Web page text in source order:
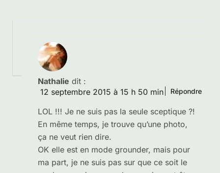
Nathalie dit :
12 septembre 2015 à 15 h 50 min
LOL !!! Je ne suis pas la seule sceptique ?!
En même temps, je trouve qu’une photo,
ça ne veut rien dire.
OK elle est en mode grounder, mais pour
ma part, je ne suis pas sur que ce soit le
Répondre